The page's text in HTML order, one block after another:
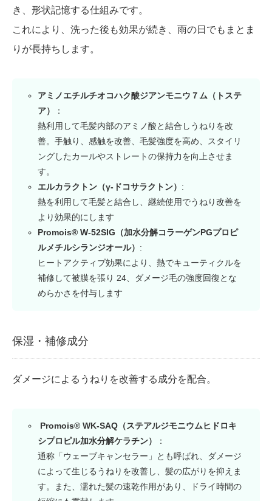
き、形状記憶する仕組みです。
これにより、洗った後も効果が続き、雨の日でもまとま
りが長持ちします。
アミノエチルチオコハク酸ジアンモニウ７ム（トステ
ア）
：
熱利用して毛髪内部のアミノ酸と結合しうねりを改
善。手触り、感触を改善、毛髪強度を高め、スタイリ
ングしたカールやストレートの保持力を向上させま
す。
エルカラクトン（γ-ドコサラクトン） :
熱を利用して毛髪と結合し、継続使用でうねり改善を
より効果的にします
Promois® W-52SIG （加水分解コラーゲンPGプロピ
ルメチルシランジオール） :
ヒートアクティブ効果により、熱でキューティクルを
補修して被膜を張り 24 、ダメージ毛の強度回復とな
めらかさを付与します
保湿・補修成分
ダメージによるうねりを改善する成分を配合。
Promois® WK-SAQ（ステアルジモニウムヒドロキ
シプロピル加水分解ケラチン）
：
通称「ウェーブキャンセラー」とも呼ばれ、ダメージ
によって生じるうねりを改善し、髪の広がりを抑えま
す。また、濡れた髪の速乾作用があり、ドライ時間の